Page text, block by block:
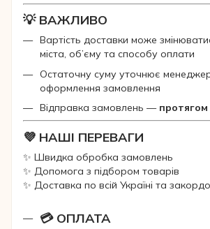
💡 ВАЖЛИВО
Вартість доставки може
міста, об’єму та способу оплати
Остаточну суму уточнює менеджер
оформлення замовлення
Відправка замовлень —
💜 НАШІ ПЕРЕВАГИ
✨ Швидка обробка замовлень
✨ Допомога з підбором товарів
✨ Доставка по всій Україні та
💳 ОПЛАТА